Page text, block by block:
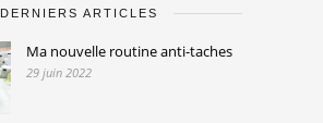
DERNIERS ARTICLES
Ma nouvelle routine anti-taches
29 juin 2022